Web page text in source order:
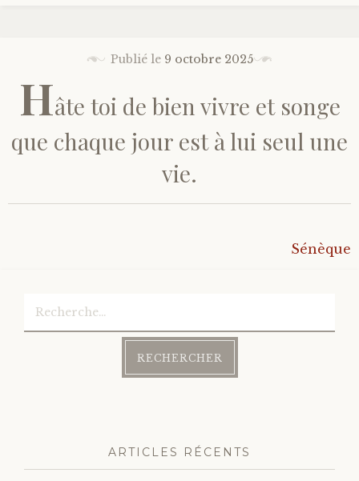
Publié le 9 octobre 2025
Hâte toi de bien vivre et songe
que chaque jour est à lui seul une
vie.
Sénèque
ARTICLES RÉCENTS